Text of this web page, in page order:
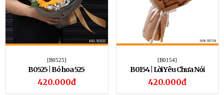
[B0525]
B0525 | Bó hoa 525
420.000đ
[B0154]
B0154 | Lời Yêu Chưa Nói
420.000đ